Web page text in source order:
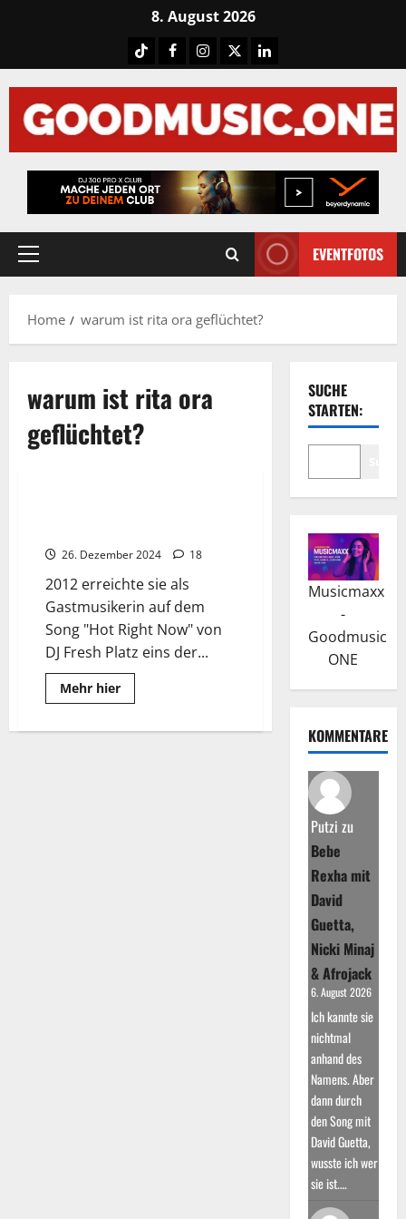
8. August 2026
TiktokFacebook
Instagram
X LinkedIN
Primary
EVENTFOTOS
Home warum ist rita ora geflüchtet?
warum ist rita ora
geflüchtet?
26. Dezember 2024 18
2012 erreichte sie als
Gastmusikerin auf dem
Song "Hot Right Now" von
DJ Fresh Platz eins der...
Mehr hierRead
more
Ora:
SUCHE
STARTEN:
Musicmaxx
-
Goodmusic
ONE
KOMMENTARE
Putzi zu
Bebe
Rexha mit
David
Guetta,
Nicki Minaj
& Afrojack
6. August 2026
Ich kannte sie
nichtmal
anhand des
Namens. Aber
dann durch
den Song mit
David Guetta,
wusste ich wer
sie ist.…